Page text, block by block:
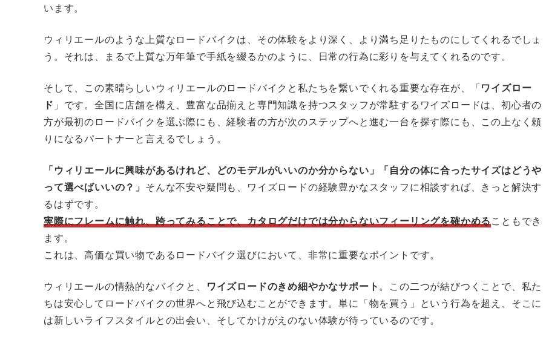
います。
ウィリエールのような上質なロードバイクは、その体験をより深く、より満ち足りたものにしてくれるでしょ
う。それは、まるで上質な万年筆で手紙を綴るかのように、日常の行為に彩りを与えてくれるのです。
そして、この素晴らしいウィリエールのロードバイクと私たちを繋いでくれる重要な存在が、「ワイズロー
ド 」です。全国に店舗を構え、豊富な品揃えと専門知識を持つスタッフが常駐するワイズロードは、初心者の
方が最初のロードバイクを選ぶ際にも、経験者の方が次のステップへと進む一台を探す際にも、この上なく頼
りになるパートナーと言えるでしょう。
「ウィリエールに興味があるけれど、どのモデルがいいのか分からない」「自分の体に合ったサイズはどうや
って選べばいいの？」 そんな不安や疑問も、ワイズロードの経験豊かなスタッフに相談すれば、きっと解決す
るはずです。
実際にフレームに触れ、跨ってみることで、カタログだけでは分からないフィーリングを確かめることもでき
ます。
これは、高価な買い物であるロードバイク選びにおいて、非常に重要なポイントです。
ウィリエールの情熱的なバイクと、 ワイズロードのきめ細やかなサポート。この二つが結びつくことで、私た
ちは安心してロードバイクの世界へと飛び込むことができます。単に「物を買う」という行為を超え、そこに
は新しいライフスタイルとの出会い、そしてかけがえのない体験が待っているのです。